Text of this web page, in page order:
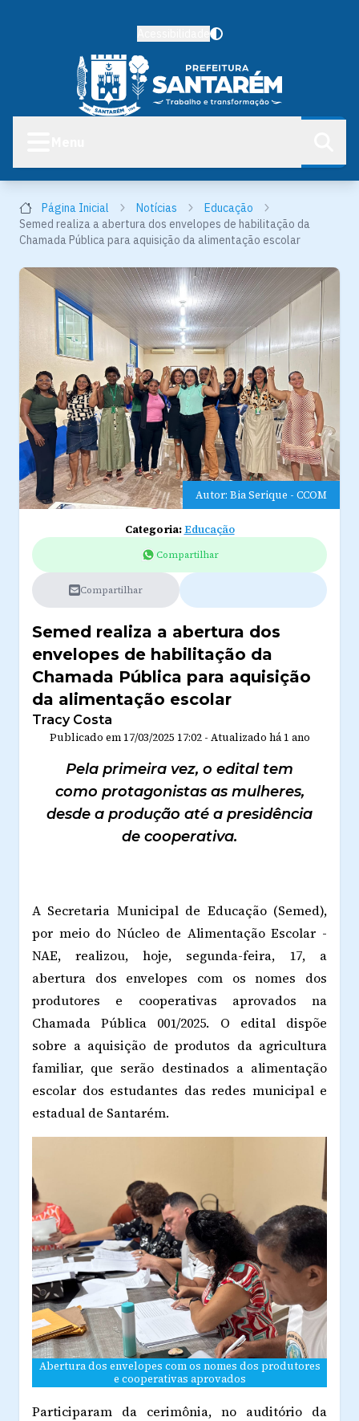
Página Inicial Notícias
Educação
Semed realiza a abertura dos envelopes de habilitação da
Chamada Pública para aquisição da alimentação escolar
Autor: Bia Serique - CCOM
Categoria:Educação
Compartilhar
Compartilhar
Semed realiza a abertura dos
envelopes de habilitação da
Chamada Pública para aquisição
da alimentação escolar
Tracy Costa
Publicado em 17/03/2025 17:02- Atualizado há 1 ano
Pela primeira vez, o edital tem
como protagonistas as mulheres,
desde a produção até a presidência
de cooperativa.
A Secretaria Municipal de Educação (Semed),
por meio do Núcleo de Alimentação Escolar -
NAE, realizou, hoje, segunda-feira, 17, a
abertura dos envelopes com os nomes dos
produtores e cooperativas aprovados na
Chamada Pública 001/2025. O edital dispõe
sobre a aquisição de produtos da agricultura
familiar, que serão destinados a alimentação
escolar dos estudantes das redes municipal e
estadual de Santarém.
Abertura dos envelopes com os nomes dos produtores
e cooperativas aprovados
Participaram da cerimônia, no auditório da